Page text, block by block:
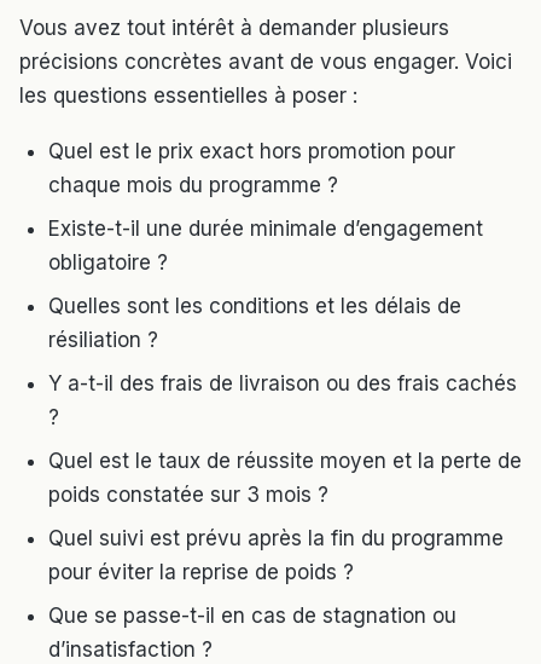
Vous avez tout intérêt à demander plusieurs
précisions concrètes avant de vous engager. Voici
les questions essentielles à poser :
Quel est le prix exact hors promotion pour
chaque mois du programme ?
Existe-t-il une durée minimale d’engagement
obligatoire ?
Quelles sont les conditions et les délais de
résiliation ?
Y a-t-il des frais de livraison ou des frais cachés
?
Quel est le taux de réussite moyen et la perte de
poids constatée sur 3 mois ?
Quel suivi est prévu après la fin du programme
pour éviter la reprise de poids ?
Que se passe-t-il en cas de stagnation ou
d’insatisfaction ?